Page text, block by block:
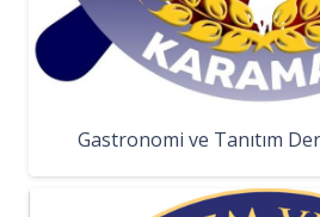
Gastronomi ve Tanıtım